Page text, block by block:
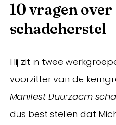
10 vragen
schadeherstel
Hij zit in twee
voorzitter van de
Manifest Duurzaam
dus best stellen dat